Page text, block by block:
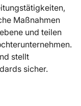
Maßnahmen
und teilen
stellt
sicher.